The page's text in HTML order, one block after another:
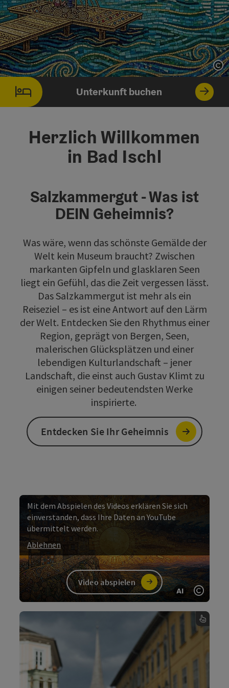
Unterkunft buchen
Herzlich Willkommen
in Bad Ischl
Salzkammergut - Was ist
DEIN Geheimnis?
Was wäre, wenn das schönste Gemälde der
Welt kein Museum braucht? Zwischen
markanten Gipfeln und glasklaren Seen
liegt ein Gefühl, das die Zeit vergessen lässt.
Das Salzkammergut ist mehr als ein
Reiseziel – es ist eine Antwort auf den Lärm
der Welt. Entdecken Sie den Rhythmus einer
Region, geprägt von Bergen, Seen,
malerischen Glücksplätzen und einer
lebendigen Kulturlandschaft – jener
Landschaft, die einst auch Gustav Klimt zu
einigen seiner bedeutendsten Werke
inspirierte.
Entdecken Sie Ihr Geheimnis
KI
Video abspielen
Mit dem Abspielen des Videos erklären Sie sich
einverstanden, dass Ihre Daten an YouTube
übermittelt werden.
Ablehnen
in Bad Ischl
Bad Ischl bietet seinen Gästen ganzjährig eine
Vielzahl an kulturellen Veranstaltungen. Vom